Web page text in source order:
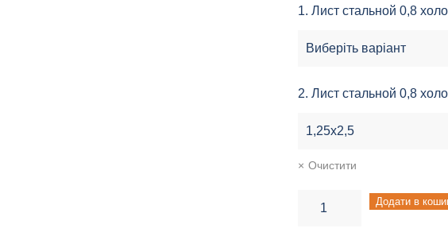
1. Лист стальной 0,8
2. Лист стальной 0,8
Очистити
Лист
Додати в